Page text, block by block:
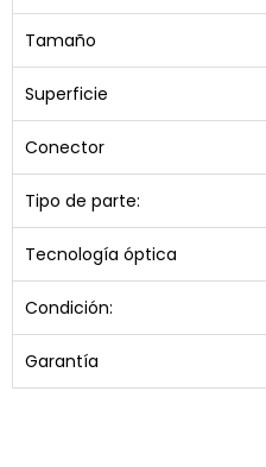
Tamaño
Superficie
Conector
Tipo de parte:
Tecnología óptica
Condición:
Garantía